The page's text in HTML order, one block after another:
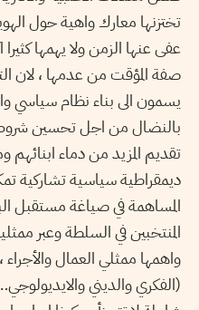
تختزنها معارك واهية حول
عفى عنها الزمن ولا يهمها
صفة المؤقت من عدمها ، لان
يسمون الى بناء نظام سياسي
بالنضال من اجل تحسين
تقديم المزيد من دماء ابنائهم
ديمقراطية سياسية تشاركية
المساهمة في صياغة مستقبل
المنتخبين في السلطة وعبر
واهمها ممثلي العمال
(الفكري والديني